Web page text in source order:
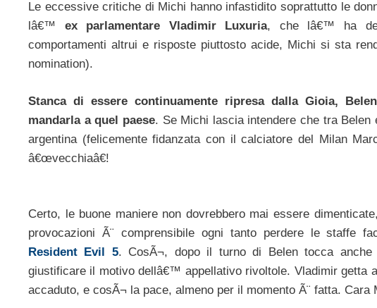
Le eccessive critiche di Michi hanno infastidito soprattutto le
lâ€™ ex parlamentare Vladimir Luxuria, che lâ€™ ha
comportamenti altrui e risposte piuttosto acide, Michi si sta
nomination).
Stanca di essere continuamente ripresa dalla Gioia,
mandarla a quel paese. Se Michi lascia intendere che tra
argentina (felicemente fidanzata con il calciatore del Milan
â€œvecchiaâ€!
Certo, le buone maniere non dovrebbero mai essere
provocazioni Ã¨ comprensibile ogni tanto perdere le staffe
Resident Evil 5. CosÃ¬, dopo il turno di Belen tocca anche
giustificare il motivo dellâ€™ appellativo rivoltole. Vladimir getta
accaduto, e cosÃ¬ la pace, almeno per il momento Ã¨ fatta.